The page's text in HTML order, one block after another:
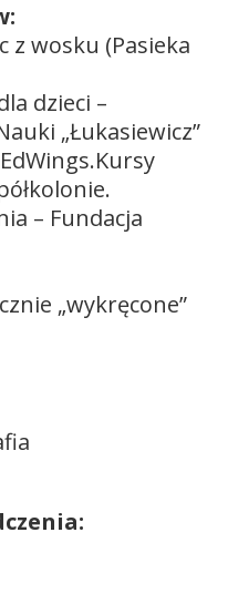
z wosku (Pasieka
dzieci –
„Łukasiewicz”
– Fundacja
„wykręcone”